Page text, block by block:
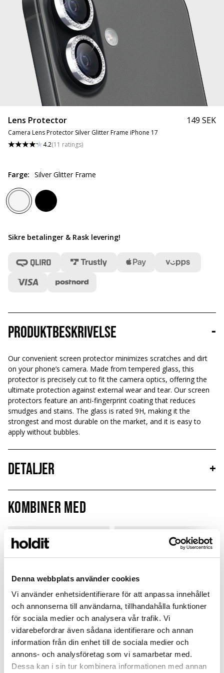
Denna webbplats använder cookies
Vi använder enhetsidentifierare för att anpassa innehållet
och annonserna till användarna, tillhandahålla funktioner
för sociala medier och analysera vår trafik. Vi
vidarebefordrar även sådana identifierare och annan
information från din enhet till de sociala medier och
annons- och analysföretag som vi samarbetar med.
Dessa kan i sin tur kombinera informationen med annan
Lens Protector
Camera Lens Protector Silver Glitter Frame iPhone 17
4.2(11 ratings)
149 SEK
Farge: Silver Glitter Frame
Sikre betalinger & Rask levering!
Produktbeskrivelse -
Our convenient screen protector minimizes scratches and dirt
on your phone’s camera. Made from tempered glass, this
protector is precisely cut to fit the camera optics, offering the
ultimate protection against external wear and tear. Our screen
protectors feature an anti-fingerprint coating that reduces
smudges and stains. The glass is rated 9H, making it the
strongest and most durable on the market, and it is easy to
apply without bubbles.
Detaljer
+
Kombiner med
Limited Edition
MagSafe Fit
Card Holder Solid Silicone Case